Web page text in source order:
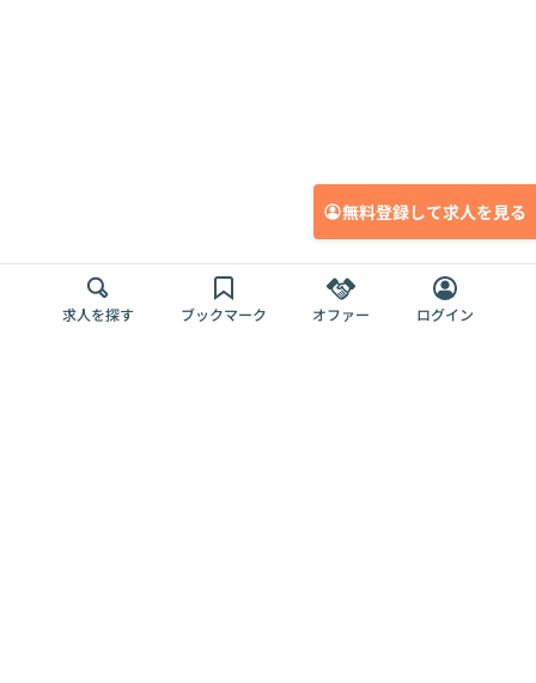
無料登録して求人を見る
求人を探す ブックマーク オファー ログイン